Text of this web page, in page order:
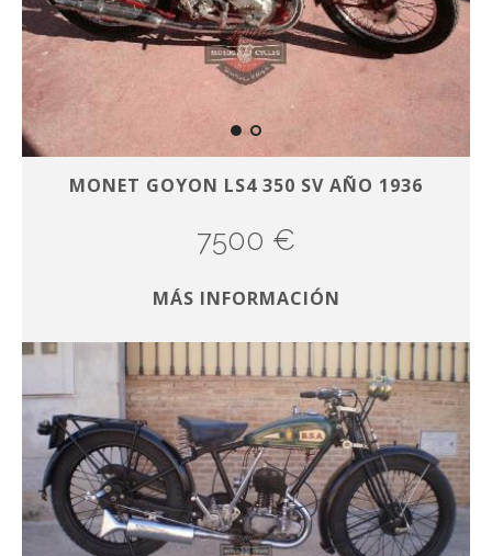
MONET GOYON LS4 350 SV AÑO 1936
7500 €
MÁS INFORMACIÓN